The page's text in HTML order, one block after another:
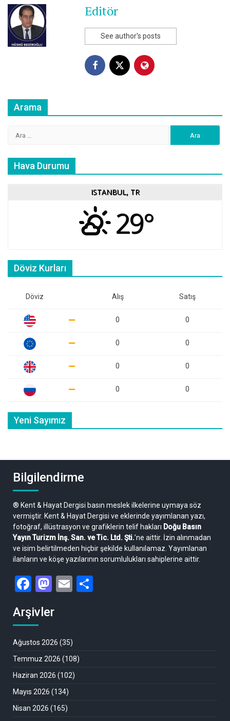
Editör
See author's posts
Arama
Hava Durumu
ISTANBUL, TR
29°
Döviz Kurları
Döviz Alış Satış
0 0
0 0
0 0
0 0
Yeni Sayımız
Bilgilendirme
® Kent & Hayat Dergisi basın meslek ilkelerine uymaya söz
vermiştir. Kent & Hayat Dergisi ve eklerinde yayımlanan yazı,
fotoğraf, illüstrasyon ve grafiklerin telif hakları Doğu Basın
Yayın Turizm İnş. San. ve Tic. Ltd. Şti.’ne aittir. İzin alınmadan
ve isim belirtilmeden hiçbir şekilde kullanılamaz. Yayımlanan
ilanların ve köşe yazılarının sorumlulukları sahiplerine aittir.
Facebook
Mastodon
Email
Arşivler
Ağustos 2026 (35)
Temmuz 2026 (108)
Haziran 2026 (102)
Mayıs 2026 (134)
Nisan 2026 (165)